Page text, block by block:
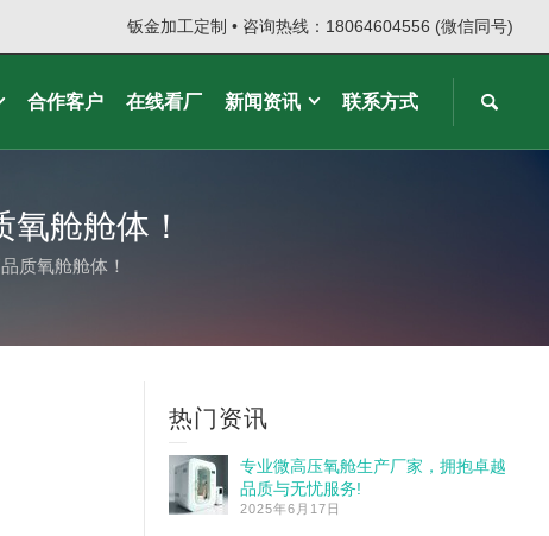
钣金加工定制 • 咨询热线：18064604556 (微信同号)
合作客户 在线看厂 新闻资讯 联系方式
舱舱体！
质氧舱舱体！
热门资讯
专业微高压氧舱生产厂家，拥抱卓越
品质与无忧服务!
2025年6月17日